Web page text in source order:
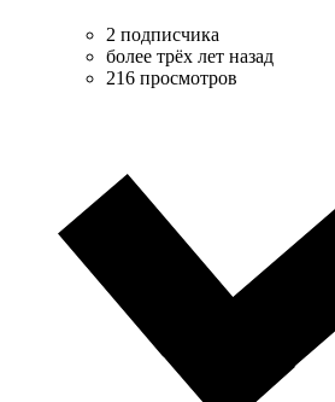
2 подписчика
более трёх лет назад
216 просмотров